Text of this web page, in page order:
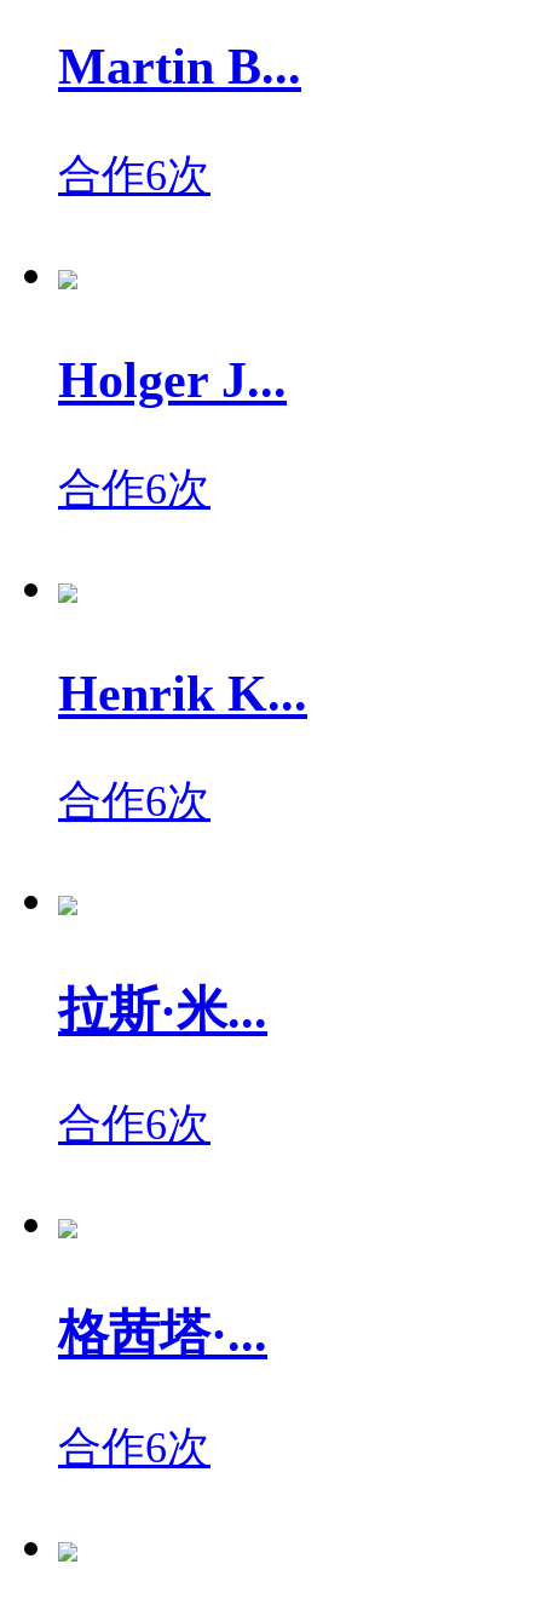
Martin B...
合作6次
Holger J...
合作6次
Henrik K...
合作6次
拉斯·米...
合作6次
格茜塔·...
合作6次